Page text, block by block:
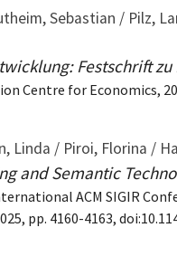
Sebastian / Pilz,
Festschrift
Centre for Economics,
Linda / Piroi, Florina /
and Semantic
ACM SIGIR
pp. 4160-4163,